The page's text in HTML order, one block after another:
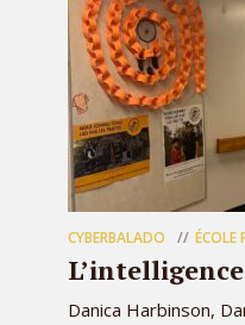
CYBERBALADO ÉCOLE
Danica Harbinson,